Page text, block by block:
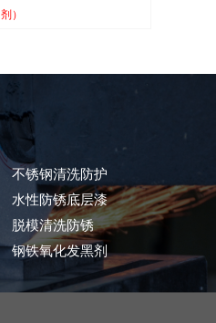
剂）
不锈钢清洗防护
水性防锈底层漆
脱模清洗防锈
钢铁氧化发黑剂